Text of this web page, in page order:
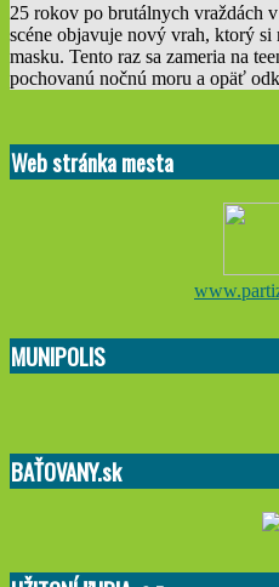
25 rokov po brutálnych vraždách
scéne objavuje nový vrah, ktorý
masku. Tento raz sa zameria na
pochovanú nočnú moru a opäť
01-
29
Web stránka mesta
MUNIPOLIS
BAŤOVANY.sk